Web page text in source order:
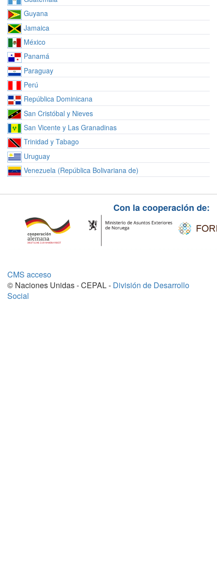
Guyana
Jamaica
México
Panamá
Paraguay
Perú
República Dominicana
San Cristóbal y Nieves
San Vicente y Las Granadinas
Trinidad y Tabago
Uruguay
Venezuela (República Bolivariana de)
Con la cooperación de:
CMS acceso
© Naciones Unidas - CEPAL - División de Desarrollo
Social